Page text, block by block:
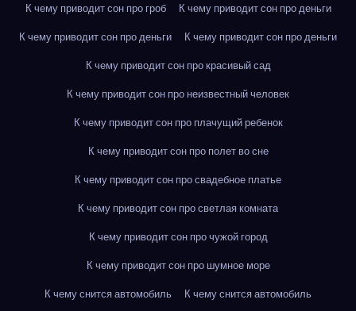
К чему приводит сон про гроб
К чему приводит сон про деньги
К чему приводит сон про деньги
К чему приводит сон про деньги
К чему приводит сон про красивый сад
К чему приводит сон про неизвестный человек
К чему приводит сон про плачущий ребенок
К чему приводит сон про полет во сне
К чему приводит сон про свадебное платье
К чему приводит сон про светлая комната
К чему приводит сон про чужой город
К чему приводит сон про шумное море
К чему снится автомобиль
К чему снится автомобиль